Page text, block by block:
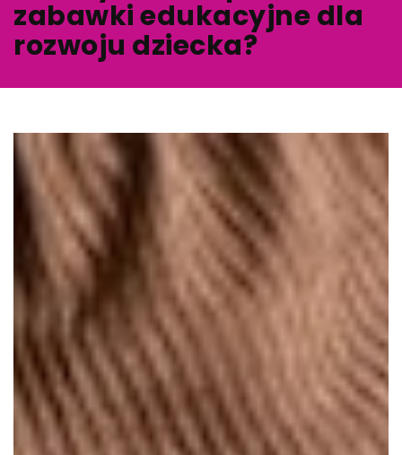
zabawki edukacyjne dla
rozwoju dziecka?